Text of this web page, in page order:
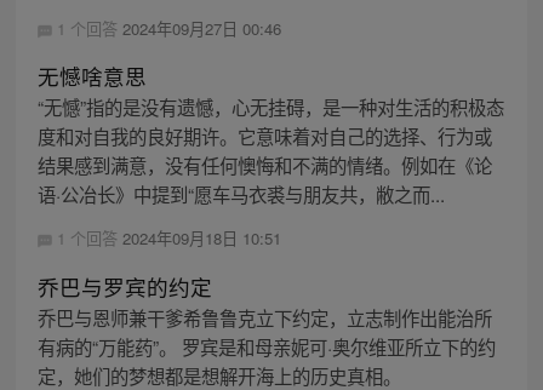
1 个回答 2024年09月27日 00:46
无憾啥意思
“无憾”指的是没有遗憾，心无挂碍，是一种对生活的积极态
度和对自我的良好期许。它意味着对自己的选择、行为或
结果感到满意，没有任何懊悔和不满的情绪。例如在《论
语·公冶长》中提到“愿车马衣裘与朋友共，敝之而...
1 个回答 2024年09月18日 10:51
乔巴与罗宾的约定
乔巴与恩师兼干爹希鲁鲁克立下约定，立志制作出能治所
有病的“万能药”。 罗宾是和母亲妮可·奥尔维亚所立下的约
定，她们的梦想都是想解开海上的历史真相。